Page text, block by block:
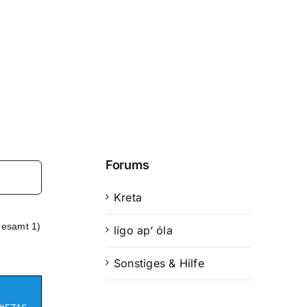
1)
Forums
Kreta
lígo ap‘ óla
Sonstiges & Hilfe